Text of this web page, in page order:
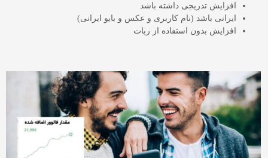
افزایش تدریجی داشته باشد
ایرانی باشد (نام کاربری و عکس و بایو ایرانی)
افزایش بدون استفاده از ربات